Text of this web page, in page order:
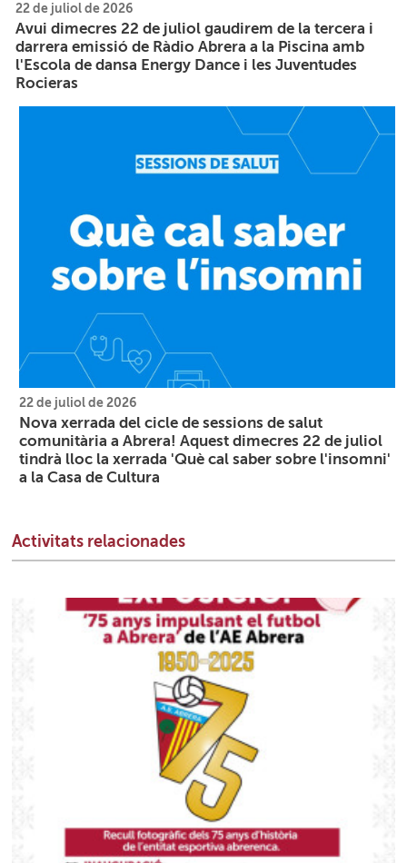
22 de juliol de 2026
Avui dimecres 22 de juliol gaudirem de la tercera i
darrera emissió de Ràdio Abrera a la Piscina amb
l'Escola de dansa Energy Dance i les Juventudes
Rocieras
22 de juliol de 2026
Nova xerrada del cicle de sessions de salut
comunitària a Abrera! Aquest dimecres 22 de juliol
tindrà lloc la xerrada 'Què cal saber sobre l'insomni'
a la Casa de Cultura
Activitats relacionades